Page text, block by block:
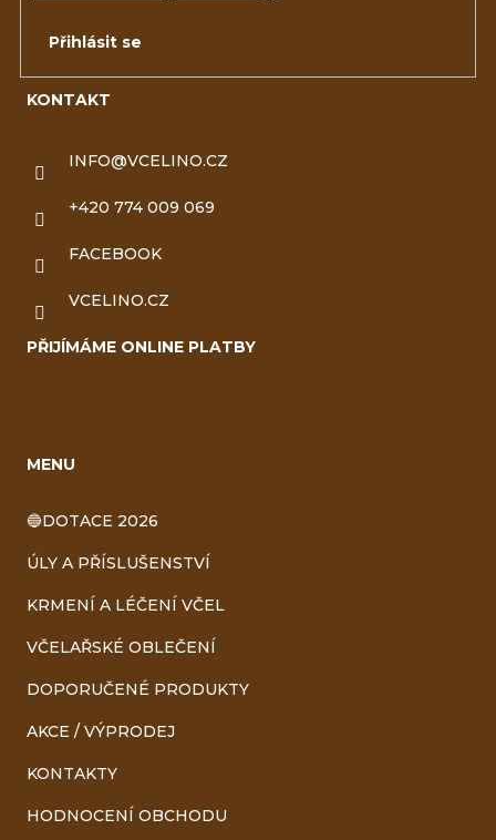
KONTAKT
INFO@VCELINO.CZ
+420 774 009 069
FACEBOOK
VCELINO.CZ
PŘIJÍMÁME ONLINE PLATBY
MENU
🔵DOTACE 2026
ÚLY A PŘÍSLUŠENSTVÍ
KRMENÍ A LÉČENÍ VČEL
VČELAŘSKÉ OBLEČENÍ
DOPORUČENÉ PRODUKTY
AKCE / VÝPRODEJ
KONTAKTY
HODNOCENÍ OBCHODU
Přihlásit se